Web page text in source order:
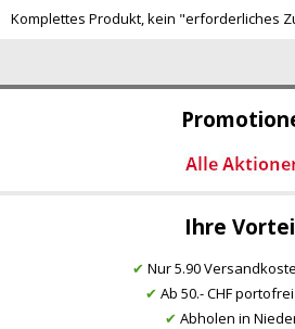
Ihre
✔ Nur 5.90
✔ Ab 50.- CHF
✔ Abholen in
Komplettes Produkt, kein "erforderliches